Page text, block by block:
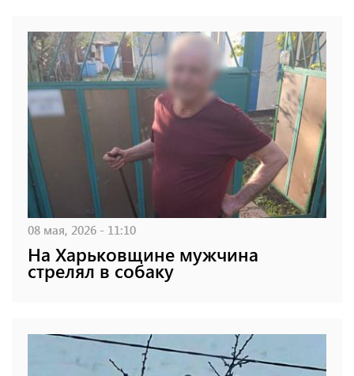
08 мая, 2026 - 11:10
На Харьковщине мужчина
стрелял в собаку